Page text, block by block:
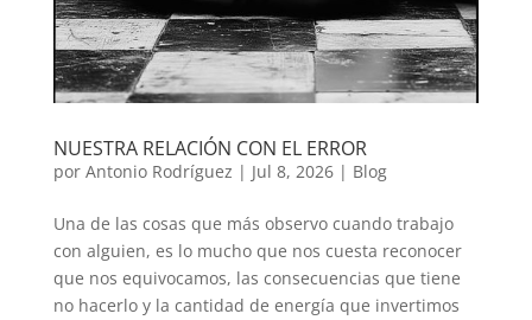
NUESTRA RELACIÓN CON EL ERROR
por Antonio Rodríguez | Jul 8, 2026| Blog
Una de las cosas que más observo cuando trabajo
con alguien, es lo mucho que nos cuesta reconocer
que nos equivocamos, las consecuencias que tiene
no hacerlo y la cantidad de energía que invertimos